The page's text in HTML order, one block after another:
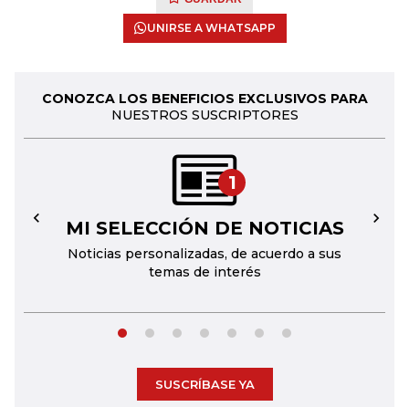
UNIRSE A WHATSAPP
CONOZCA LOS BENEFICIOS EXCLUSIVOS PARA
NUESTROS SUSCRIPTORES
1
MI SELECCIÓN DE NOTICIAS
Noticias personalizadas, de acuerdo a sus
temas de interés
← →
SUSCRÍBASE YA